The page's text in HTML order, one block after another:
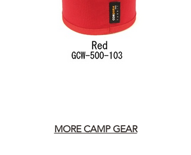
MORE CAMP GEAR